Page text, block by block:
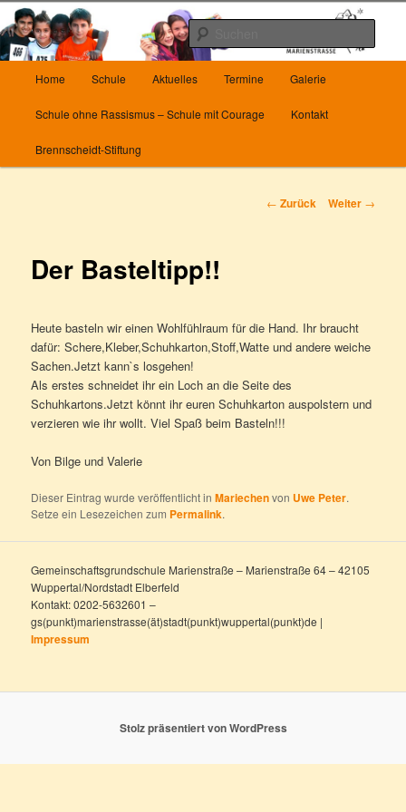
Zum
Inhalt
wechseln
Die Grundschule Marienstrasse in
Wuppertal
Herzlich Willkommen auf unserer Homepage
Home Schule Aktuelles Termine Galerie
Schule ohne Rassismus – Schule mit Courage Kontakt
Brennscheidt-Stiftung
Beitrags-
← Zurück Weiter →
Der Basteltipp!!
Heute basteln wir einen Wohlfühlraum für die Hand. Ihr braucht
dafür: Schere,Kleber,Schuhkarton,Stoff,Watte und andere weiche
Sachen.Jetzt kann`s losgehen!
Als erstes schneidet ihr ein Loch an die Seite des
Schuhkartons.Jetzt könnt ihr euren Schuhkarton auspolstern und
verzieren wie ihr wollt. Viel Spaß beim Basteln!!!
Von Bilge und Valerie
Dieser Eintrag wurde veröffentlicht inMariechenvon Uwe Peter.
Setze ein Lesezeichen zum Permalink.
Gemeinschaftsgrundschule Marienstraße – Marienstraße 64 – 42105
Wuppertal/Nordstadt Elberfeld
Kontakt: 0202-5632601 –
gs(punkt)marienstrasse(ät)stadt(punkt)wuppertal(punkt)de |
Impressum
Stolz präsentiert von WordPress